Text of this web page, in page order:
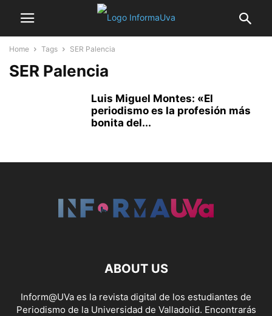
Home Tags SER Palencia
SER Palencia
Luis Miguel Montes: «El
periodismo es la profesión más
bonita del...
ABOUT US
Inform@UVa es la revista digital de los estudiantes de
Periodismo de la Universidad de Valladolid. Encontrarás